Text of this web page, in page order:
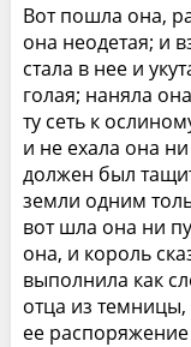
Вот пошла она,
она неодетая; и
стала в нее и
голая; наняла
ту сеть к
и не ехала она
должен был
земли одним
вот шла она ни
она, и король
выполнила как
отца из
ее